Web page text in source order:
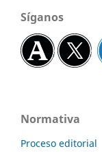
Síganos
Normativa
Proceso editorial